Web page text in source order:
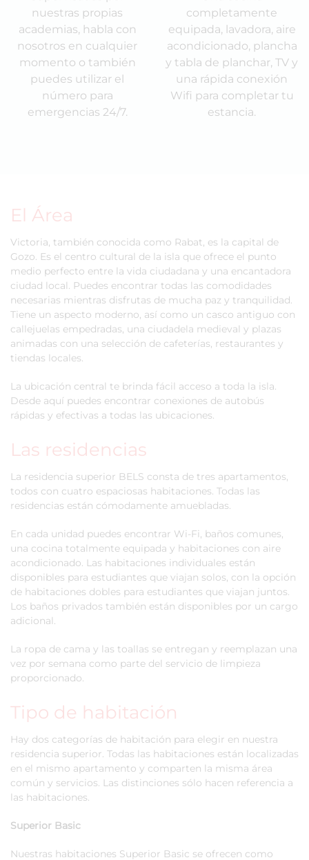
nuestras propias
academias, habla con
nosotros en cualquier
momento o también
puedes utilizar el
número para
emergencias 24/7.
completamente
equipada, lavadora, aire
acondicionado, plancha
y tabla de planchar, TV y
una rápida conexión
Wifi para completar tu
estancia.
El Área
Victoria, también conocida como Rabat, es la capital de
Gozo. Es el centro cultural de la isla que ofrece el punto
medio perfecto entre la vida ciudadana y una encantadora
ciudad local. Puedes encontrar todas las comodidades
necesarias mientras disfrutas de mucha paz y tranquilidad.
Tiene un aspecto moderno, así como un casco antiguo con
callejuelas empedradas, una ciudadela medieval y plazas
animadas con una selección de cafeterías, restaurantes y
tiendas locales.
La ubicación central te brinda fácil acceso a toda la isla.
Desde aquí puedes encontrar conexiones de autobús
rápidas y efectivas a todas las ubicaciones.
Las residencias
La residencia superior BELS consta de tres apartamentos,
todos con cuatro espaciosas habitaciones. Todas las
residencias están cómodamente amuebladas.
En cada unidad puedes encontrar Wi-Fi, baños comunes,
una cocina totalmente equipada y habitaciones con aire
acondicionado. Las habitaciones individuales están
disponibles para estudiantes que viajan solos, con la opción
de habitaciones dobles para estudiantes que viajan juntos.
Los baños privados también están disponibles por un cargo
adicional.
La ropa de cama y las toallas se entregan y reemplazan una
vez por semana como parte del servicio de limpieza
proporcionado.
Tipo de habitación
Hay dos categorías de habitación para elegir en nuestra
residencia superior. Todas las habitaciones están localizadas
en el mismo apartamento y comparten la misma área
común y servicios. Las distinciones sólo hacen referencia a
las habitaciones.
Superior Basic
Nuestras habitaciones Superior Basic se ofrecen como